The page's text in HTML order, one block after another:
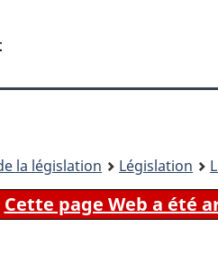
À
la législation Législation
Cette page Web a été